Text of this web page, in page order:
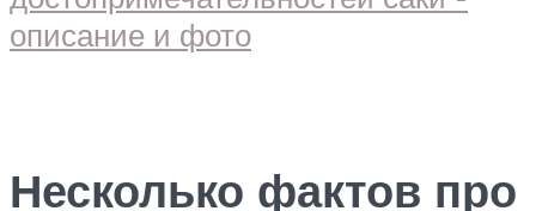
Несколько фактов про